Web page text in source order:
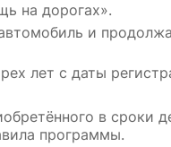
на дорогах».
и
лет с даты
в сроки
программы.